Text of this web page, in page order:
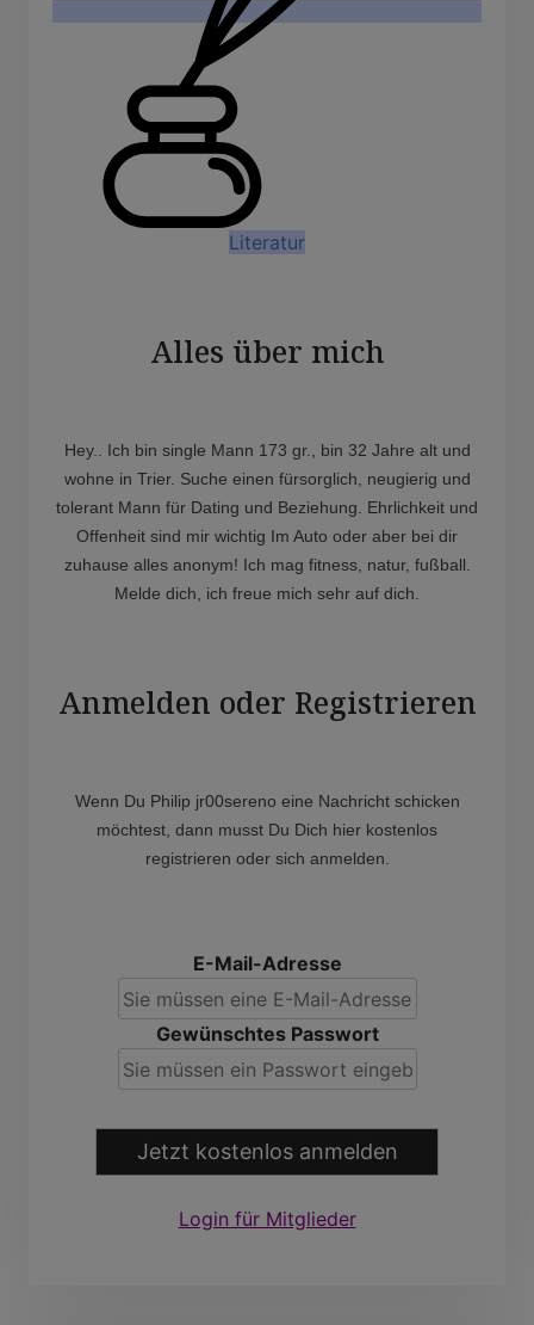
Literatur
Alles über mich
Hey.. Ich bin single Mann 173 gr., bin 32 Jahre alt und
wohne in Trier. Suche einen fürsorglich, neugierig und
tolerant Mann für Dating und Beziehung. Ehrlichkeit und
Offenheit sind mir wichtig Im Auto oder aber bei dir
zuhause alles anonym! Ich mag fitness, natur, fußball.
Melde dich, ich freue mich sehr auf dich.
Anmelden oder Registrieren
Wenn Du Philip jr00sereno eine Nachricht schicken
möchtest, dann musst Du Dich hier kostenlos
registrieren oder sich anmelden.
E-Mail-Adresse
Gewünschtes Passwort
Jetzt kostenlos anmelden
Login für Mitglieder